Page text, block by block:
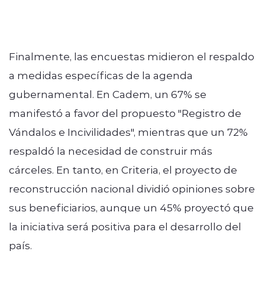
Finalmente, las encuestas midieron el respaldo
a medidas específicas de la agenda
gubernamental. En Cadem, un 67% se
manifestó a favor del propuesto "Registro de
Vándalos e Incivilidades", mientras que un 72%
respaldó la necesidad de construir más
cárceles. En tanto, en Criteria, el proyecto de
reconstrucción nacional dividió opiniones sobre
sus beneficiarios, aunque un 45% proyectó que
la iniciativa será positiva para el desarrollo del
país.